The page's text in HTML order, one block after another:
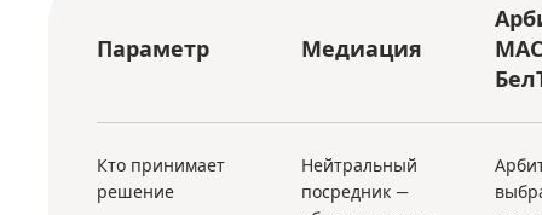
Параметр Медиация
Кто принимает
решение
Нейтральный
посредник —